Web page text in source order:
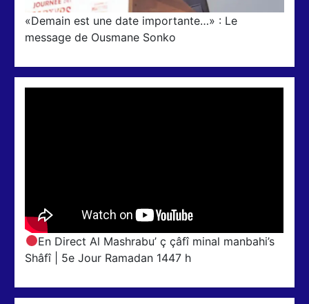
«Demain est une date importante…» : Le
message de Ousmane Sonko
En Direct Al Mashrabu’ ç çâfî minal manbahi’s
Shâfî | 5e Jour Ramadan 1447 h